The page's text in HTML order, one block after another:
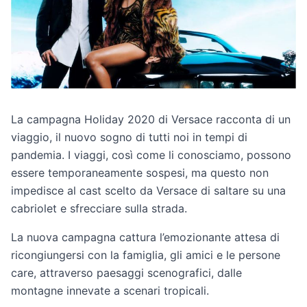
La campagna Holiday 2020 di Versace racconta di un
viaggio, il nuovo sogno di tutti noi in tempi di
pandemia. I viaggi, così come li conosciamo, possono
essere temporaneamente sospesi, ma questo non
impedisce al cast scelto da Versace di saltare su una
cabriolet e sfrecciare sulla strada.
La nuova campagna cattura l’emozionante attesa di
ricongiungersi con la famiglia, gli amici e le persone
care, attraverso paesaggi scenografici, dalle
montagne innevate a scenari tropicali.